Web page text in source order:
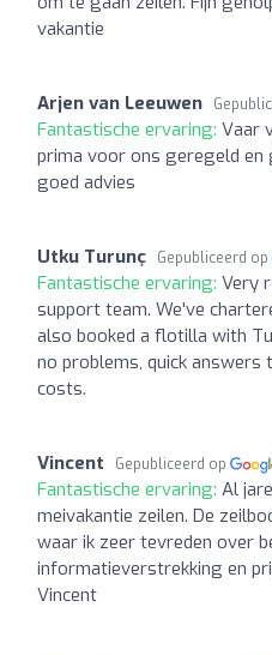
vakantie
Arjen van Leeuwen
Fantastische ervaring: Vaar
prima voor ons geregeld
goed advies
Utku Turunç Gepubliceerd op
Fantastische ervaring: Very
support team. We've
also booked a flotilla with
no problems, quick answers
costs.
Vincent Gepubliceerd op
Fantastische ervaring: Al
meivakantie zeilen. De
waar ik zeer tevreden over
informatieverstrekking en
Vincent